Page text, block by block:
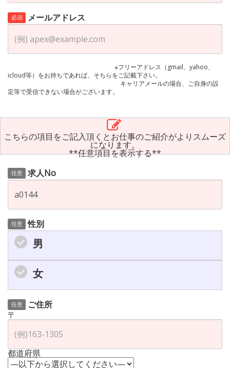
必須 メールアドレス
※フリーアドレス（gmail、yahoo、
icloud等）をお持ちであれば、そちらをご記載下さい。
キャリアメールの場合、ご自身の設
定等で受信できない場合がございます。
こちらの項目をご記入頂くとお仕事のご紹介がよりスムーズ
になります。
**任意項目を表示する**
任意 求人No
任意 性別
男
女
任意
ご住所
〒
都道府県